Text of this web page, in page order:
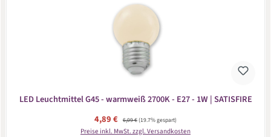
LED Leuchtmittel G45 - warmweiß 2700K - E27 - 1W | SATISFIRE
Verkaufspreis:
4,89 € Regulärer Preis:
6,09 €(19.7% gespart)
Preise inkl. MwSt. zzgl. Versandkosten